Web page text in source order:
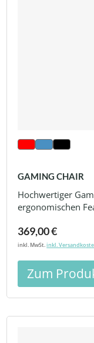
GAMING CHAIR
Hochwertiger
ergonomischen
369,00 €
inkl. MwSt.inkl.
Zum